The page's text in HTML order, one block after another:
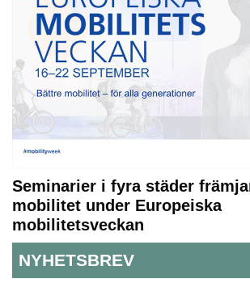
Seminarier i fyra städer
mobilitet under Europeiska
mobilitetsveckan
NYHETSBREV